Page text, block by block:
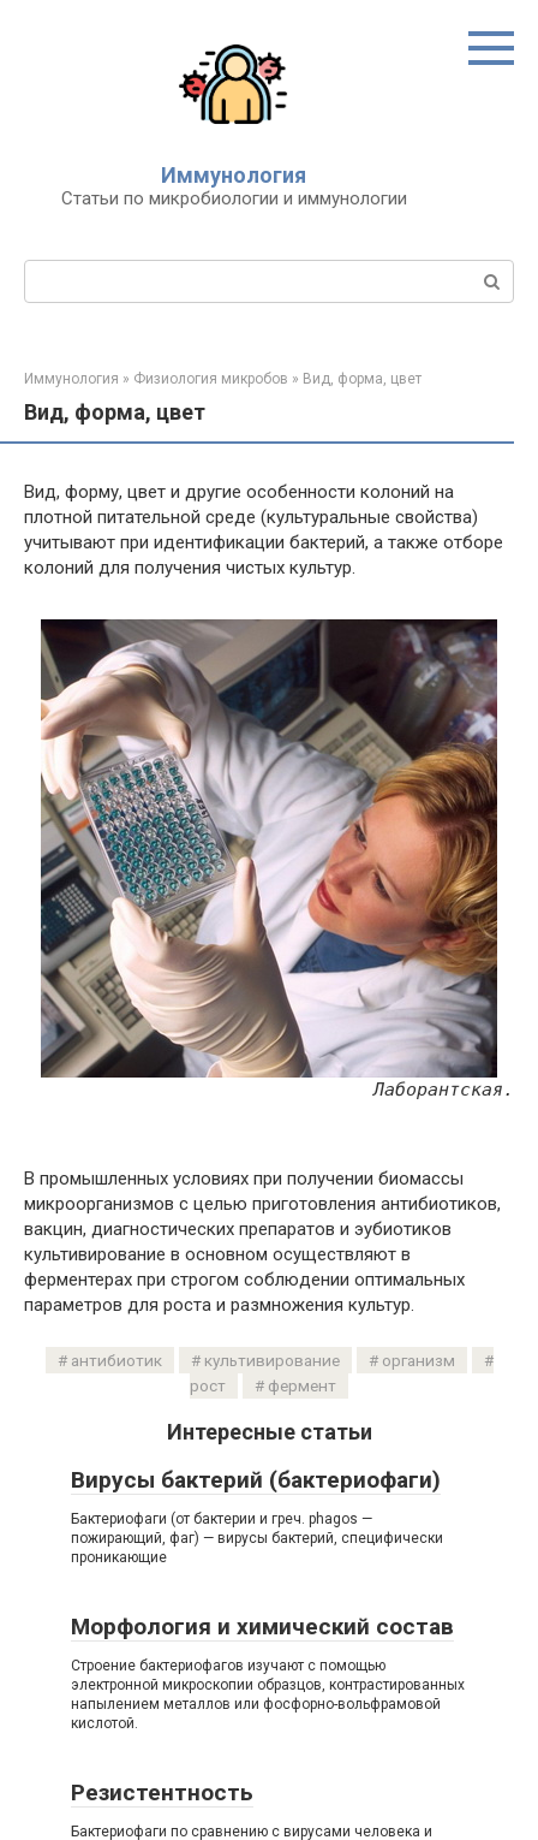
Иммунология
Статьи по микробиологии и иммунологии
Поиск:
Иммунология » Физиология микробов » Вид, форма, цвет
Вид, форма, цвет
Вид, форму, цвет и другие особенности колоний на
плотной питательной среде (культуральные свойства)
учитывают при идентификации бактерий, а также отборе
колоний для получения чистых культур.
Лаборантская.
В промышленных условиях при получении биомассы
микроорганизмов с целью приготовления антибиотиков,
вакцин, диагностических препаратов и эубиотиков
культивирование в основном осуществляют в
ферментерах при строгом соблюдении оптимальных
параметров для роста и размножения культур.
антибиотик культивирование
организм
рост
фермент
Интересные статьи
Вирусы бактерий (бактериофаги)
Бактериофаги (от бактерии и греч. phagos —
пожирающий, фаг) — вирусы бактерий, специфически
проникающие
Морфология и химический состав
Строение бактериофагов изучают с помощью
электронной микроскопии образцов, контрастированных
напылением металлов или фосфорно-вольфрамовой
кислотой.
Резистентность
Бактериофаги по сравнению с вирусами человека и